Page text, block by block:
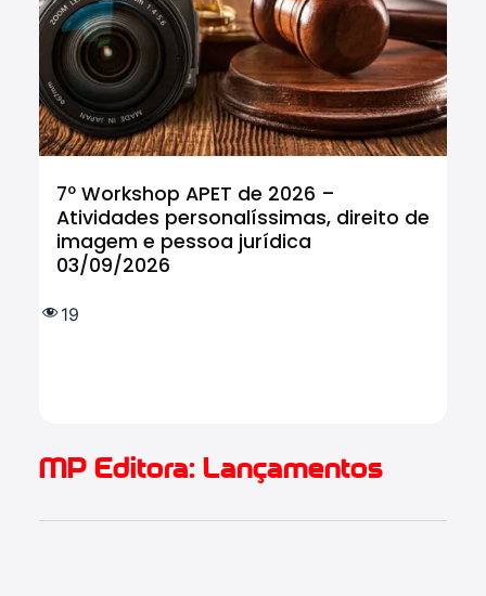
7º Workshop APET de 2026 –
Atividades personalíssimas, direito de
imagem e pessoa jurídica
03/09/2026
19
MP Editora: Lançamentos